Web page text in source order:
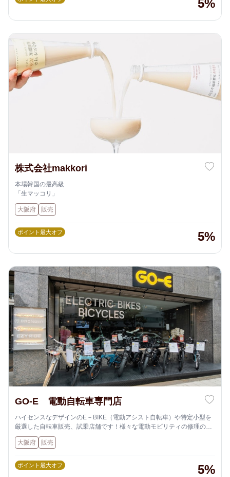
5%
株式会社makkori
本場韓国の最高級
「生マッコリ」
大阪府 販売
ポイント最大オフ 5%
GO-E 電動自転車専門店
ハイセンスなデザインのE－BIKE（電動アシスト自転車）や特定小型を
厳選した自転車販売、試乗店舗です！様々な電動モビリティの修理の持
込にも対応しております。
大阪府
販売
ポイント最大オフ 5%